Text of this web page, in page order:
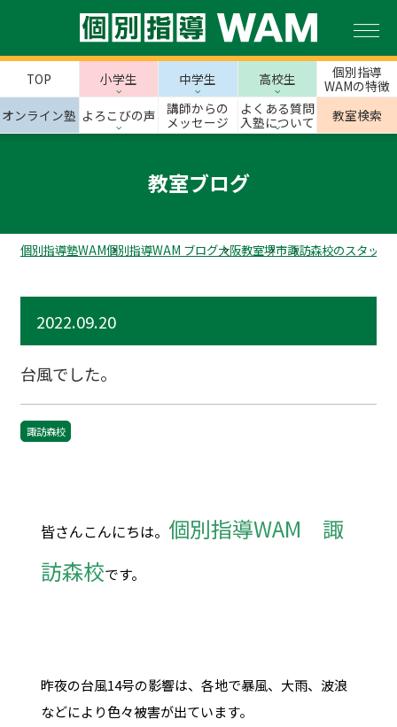
TOP 小学生 中学生 高校生
個別指導
WAMの特徴
オンライン塾 よろこびの声
講師からの
メッセージ
よくある質問
入塾について
教室検索
教室ブログ
個別指導塾WAM個別指導WAM ブログ大阪教室堺市諏訪森校のスタッフ
2022.09.20
台風でした。
諏訪森校
皆さんこんにちは。 個別指導WAM 諏
訪森校です。
昨夜の台風14号の影響は、各地で暴風、大雨、波浪
などにより色々被害が出ています。